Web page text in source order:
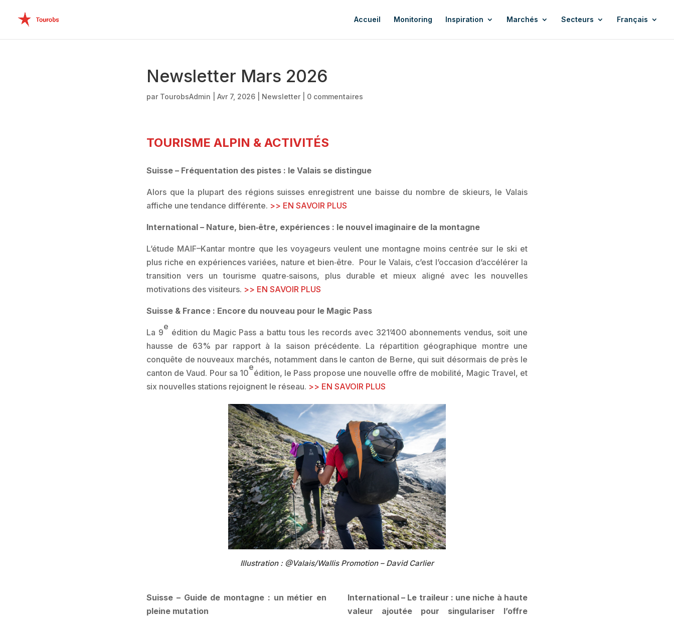
Accueil Monitoring Inspiration Marchés Secteurs Français
Newsletter Mars 2026
par TourobsAdmin Avr 7, 2026 Newsletter 0 commentaires
TOURISME ALPIN & ACTIVITÉS
Suisse – Fréquentation des pistes : le Valais se distingue
Alors que la plupart des régions suisses enregistrent une baisse du nombre de skieurs, le Valais
affiche une tendance différente. >> EN SAVOIR PLUS
International – Nature, bien‑être, expériences : le nouvel imaginaire de la montagne
L’étude MAIF–Kantar montre que les voyageurs veulent une montagne moins centrée sur le ski et
plus riche en expériences variées, nature et bien‑être. Pour le Valais, c’est l’occasion d’accélérer la
transition vers un tourisme quatre‑saisons, plus durable et mieux aligné avec les nouvelles
motivations des visiteurs. >> EN SAVOIR PLUS
Suisse & France : Encore du nouveau pour le Magic Pass
La 9
e
édition du Magic Pass a battu tous les records avec 321’400 abonnements vendus, soit une
hausse de 63% par rapport à la saison précédente. La répartition géographique montre une
conquête de nouveaux marchés, notamment dans le canton de Berne, qui suit désormais de près le
canton de Vaud. Pour sa 10
e
édition, le Pass propose une nouvelle offre de mobilité, Magic Travel, et
six nouvelles stations rejoignent le réseau. >> EN SAVOIR PLUS
Illustration : @Valais/Wallis Promotion – David Carlier
Suisse – Guide de montagne : un métier en
pleine mutation
International – Le traileur : une niche à haute
valeur ajoutée pour singulariser l’offre